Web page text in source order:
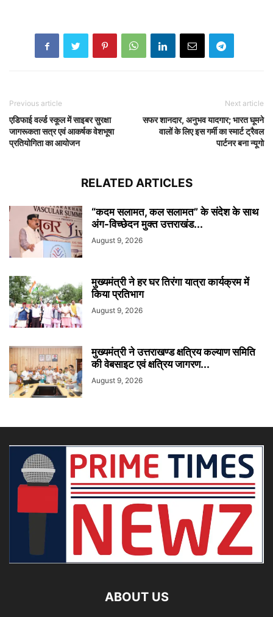
Previous article
एडिफाई वर्ल्ड स्कूल में साइबर सुरक्षा
जागरूकता सत्र एवं आकर्षक वेशभूषा
प्रतियोगिता का आयोजन
Next article
सफर शानदार, अनुभव यादगार; भारत घूमने
वालों के लिए इस गर्मी का स्मार्ट ट्रैवल
पार्टनर बना न्यूगो
RELATED ARTICLES
“कदम सलामत, कल सलामत” के संदेश के साथ
अंग-विच्छेदन मुक्त उत्तराखंड...
August 9, 2026
मुख्यमंत्री ने हर घर तिरंगा यात्रा कार्यक्रम में
किया प्रतिभाग
August 9, 2026
मुख्यमंत्री ने उत्तराखण्ड क्षत्रिय कल्याण समिति
की वेबसाइट एवं क्षत्रिय जागरण...
August 9, 2026
ABOUT US